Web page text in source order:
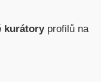
kurátoryprofilů na